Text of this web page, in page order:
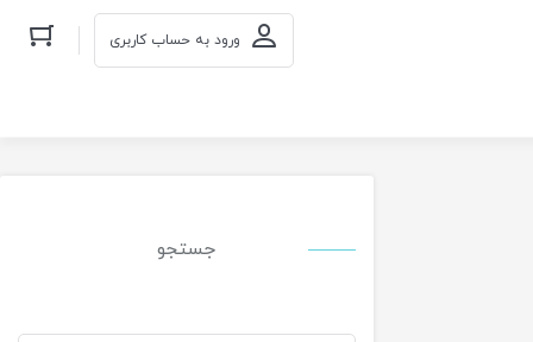
ورود به حساب کاربری
جستجو
جستجو